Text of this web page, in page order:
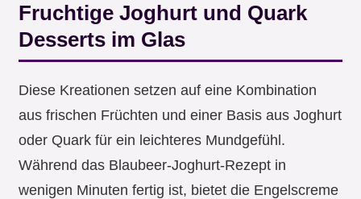
Fruchtige Joghurt und Quark
Desserts im Glas
Diese Kreationen setzen auf eine Kombination
aus frischen Früchten und einer Basis aus Joghurt
oder Quark für ein leichteres Mundgefühl.
Während das Blaubeer-Joghurt-Rezept in
wenigen Minuten fertig ist, bietet die Engelscreme